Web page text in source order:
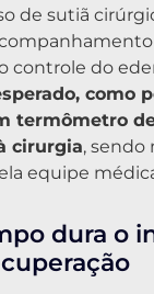
de sutiã
controle do
como
termômetro
cirurgia, sendo
equipe
dura o